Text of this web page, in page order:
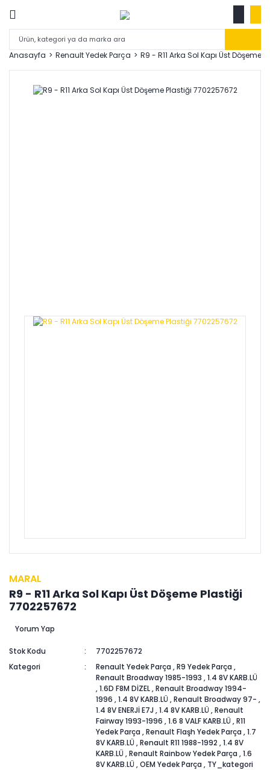
Anasayfa Renault Yedek Parça R9 - R11 Arka Sol Kapı Üst Döşeme
MARAL
R9 - R11 Arka Sol Kapı Üst Döşeme Plastiği
7702257672
Yorum Yap
Stok Kodu
7702257672
Kategori
Renault Yedek Parça ,R9 Yedek Parça ,
Renault Broadway 1985-1993 ,1.4 8V KARB.LÜ
,1.6D F8M DİZEL,Renault Broadway 1994-
1996 ,1.4 8V KARB.LÜ ,Renault Broadway 97- ,
1.4 8V ENERJİ E7J,1.4 8V KARB.LÜ ,Renault
Fairway 1993-1996 ,1.6 8 VALF KARB.LÜ ,R11
Yedek Parça ,Renault Flaşh Yedek Parça ,1.7
8V KARB.LÜ ,Renault R11 1988-1992 ,1.4 8V
KARB.LÜ ,Renault Rainbow Yedek Parça ,1.6
8V KARB.LÜ ,OEM Yedek Parça , TY_kategori